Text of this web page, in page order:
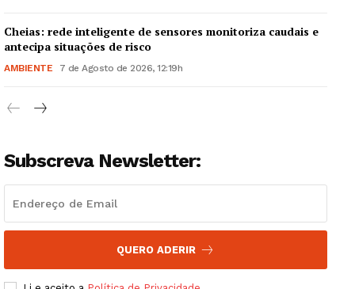
Guimarães, agora!
Institucional
Artigos
Edição Digital
Grande Entrevista
Cheias: rede inteligente de sensores monitoriza caudais e
antecipa situações de risco
AMBIENTE 7 de Agosto de 2026, 12:19h
Subscreva Newsletter:
QUERO ADERIR